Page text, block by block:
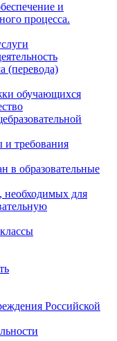
и
процесса.
(перевода)
обучающихся
и требования
в образовательные
необходимых для
Российской